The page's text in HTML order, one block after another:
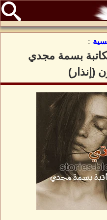
:
بسمة مجدي
(إنذار)